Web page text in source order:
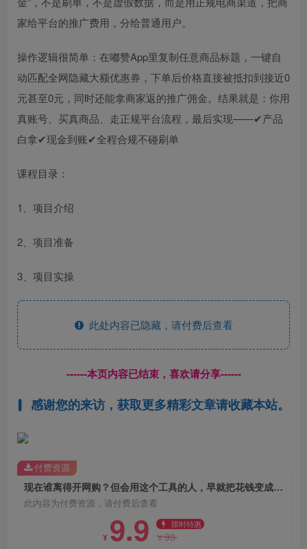
家给平台的推广费用，分给普通用户。
操作逻辑很简单：在嘟赞App里复制任意商品标题，一键自
动匹配全网隐藏大额优惠券，下单后价格直接被抵扣到接近0
元甚至0元，同时还能拿商家返的推广佣金。结果就是：你用
真账号、买真商品、走正规平台流程，最后实现——✔产品
白拿✔现金到账✔全程合规不碰刷单
课程目录：
1、项目介绍
2、项目准备
3、项目实操
此处内容已隐藏，请付费后查看
------本页内容已结束，喜欢请分享------
感谢您的来访，获取更多精彩文章请收藏本站。
现在谁离得开网购？但会用这个工具的人，早就把花钱变成賺钱了【揭秘】
此内容为付费资源，请付费后查看
¥ 9.9 限时特惠
¥99
付费资源